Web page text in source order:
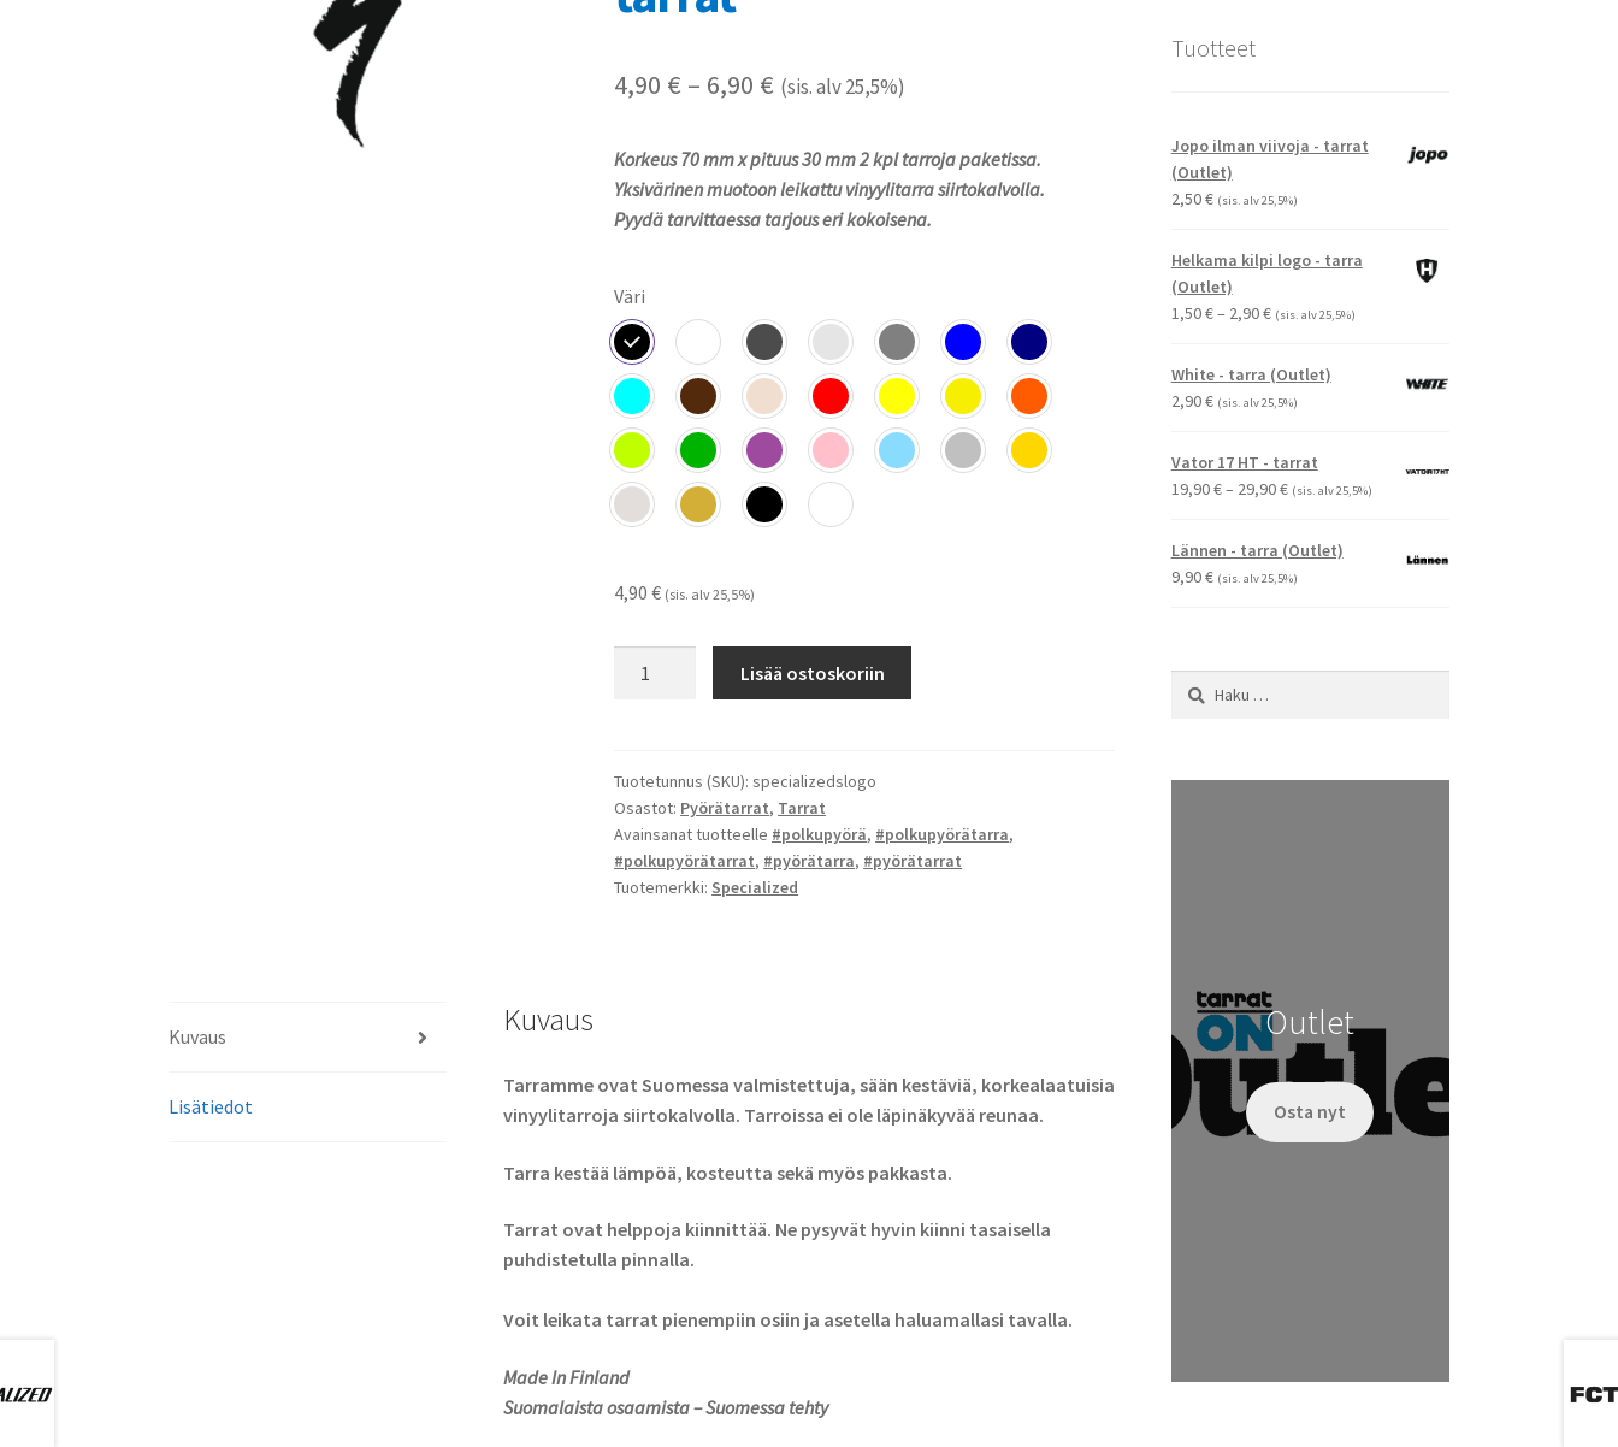
4,90 € – 6,90 € Hintaluokka:
-
6,90 €
(sis. alv 25,5%)
Korkeus 70 mm x pituus 30 mm 2 kpl tarroja paketissa.
Yksivärinen muotoon leikattu vinyylitarra siirtokalvolla.
Pyydä tarvittaessa tarjous eri kokoisena.
Väri
4,90€ (sis. alv 25,5%)
määrä
Lisää ostoskoriin
Tuotetunnus (SKU):specializedslogo
Osastot: Pyörätarrat, Tarrat
Avainsanat tuotteelle #polkupyörä, #polkupyörätarra,
#polkupyörätarrat, #pyörätarra, #pyörätarrat
Tuotemerkki: Specialized
Kuvaus
Lisätiedot
Kuvaus
Tarramme ovat Suomessa valmistettuja, sään kestäviä, korkealaatuisia
vinyylitarroja siirtokalvolla. Tarroissa ei ole läpinäkyvää reunaa.
Tarra kestää lämpöä, kosteutta sekä myös pakkasta.
Tarrat ovat helppoja kiinnittää. Ne pysyvät hyvin kiinni tasaisella
puhdistetulla pinnalla.
Voit leikata tarrat pienempiin osiin ja asetella haluamallasi tavalla.
Made In Finland
Suomalaista osaamista – Suomessa tehty
Tuotteet
Jopo ilman viivoja - tarrat
(Outlet)
2,50€ (sis. alv 25,5%)
Helkama kilpi logo - tarra
(Outlet)
1,50€– 2,90€Hintaluokka:
-
(sis. alv 25,5%)
White - tarra (Outlet)
2,90€ (sis. alv 25,5%)
Vator 17 HT - tarrat
19,90€– 29,90€Hintaluokka:
-
(sis. alv 25,5%)
Lännen - tarra (Outlet)
9,90€ (sis. alv 25,5%)
Haku:
Outlet
Osta nyt